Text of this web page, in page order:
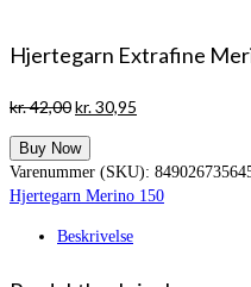
Hjertegarn Extrafine
kr.42,00Den
pris
var:
kr. 42,00.
kr.30,95
er:
kr. 30,95.
Buy Now
Varenummer (SKU):
Hjertegarn Merino 150
Beskrivelse